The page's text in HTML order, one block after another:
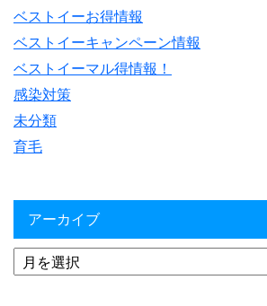
ベストイーお得情報
ベストイーキャンペーン情報
ベストイーマル得情報！
感染対策
未分類
育毛
アーカイブ